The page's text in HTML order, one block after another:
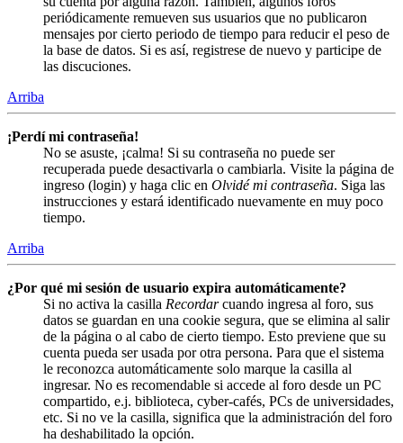
periódicamente remueven sus usuarios que no publicaron
mensajes por cierto periodo de tiempo para reducir el peso de
la base de datos. Si es así, registrese de nuevo y participe de
las discuciones.
Arriba
¡Perdí mi contraseña!
No se asuste, ¡calma! Si su contraseña no puede ser
recuperada puede desactivarla o cambiarla. Visite la página de
ingreso (login) y haga clic en Olvidé mi contraseña. Siga las
instrucciones y estará identificado nuevamente en muy poco
tiempo.
Arriba
¿Por qué mi sesión de usuario expira automáticamente?
Si no activa la casilla Recordarcuando ingresa al foro, sus
datos se guardan en una cookie segura, que se elimina al salir
de la página o al cabo de cierto tiempo. Esto previene que su
cuenta pueda ser usada por otra persona. Para que el sistema
le reconozca automáticamente solo marque la casilla al
ingresar. No es recomendable si accede al foro desde un PC
compartido, e.j. biblioteca, cyber-cafés, PCs de universidades,
etc. Si no ve la casilla, significa que la administración del foro
ha deshabilitado la opción.